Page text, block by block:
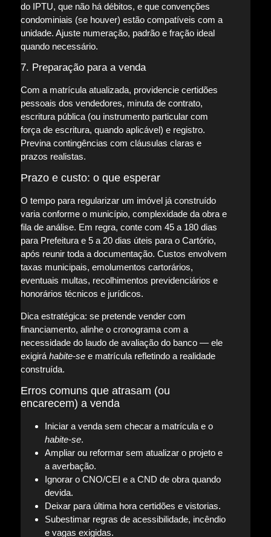
do IPTU, que não há débitos, e que convenções
condominiais (se houver) estão compatíveis com a
unidade. Ajuste numeração, padrão e fração ideal
quando necessário.
7. Preparação para a venda
Com a matrícula atualizada, providencie certidões
pessoais dos vendedores, minuta de contrato,
escritura pública (ou instrumento particular com
força de escritura, quando aplicável) e registro.
Previna contingências com cláusulas claras e
prazos realistas.
Prazo e custo: o que esperar
O tempo para regularizar um imóvel já construído
varia conforme o município, complexidade da obra e
fila de análise. Em regra, conte com 45 a 180 dias
para Prefeitura e 5 a 20 dias úteis para o Cartório,
após reunir toda a documentação. Custos envolvem
taxas municipais, emolumentos cartorários,
eventuais multas, recolhimentos previdenciários e
honorários técnicos e jurídicos.
Dica estratégica: se pretende vender com
financiamento, alinhe o cronograma com a
necessidade do laudo de avaliação do banco — ele
exigirá habite-see matrícula refletindo a realidade
construída.
Erros comuns que atrasam (ou
encarecem) a venda
Iniciar a venda sem checar a matrícula e o
habite-se.
Ampliar ou reformar sem atualizar o projeto e
a averbação.
Ignorar o CNO/CEI e a CND de obra quando
devida.
Deixar para última hora certidões e vistorias.
Subestimar regras de acessibilidade, incêndio
e vagas exigidas.